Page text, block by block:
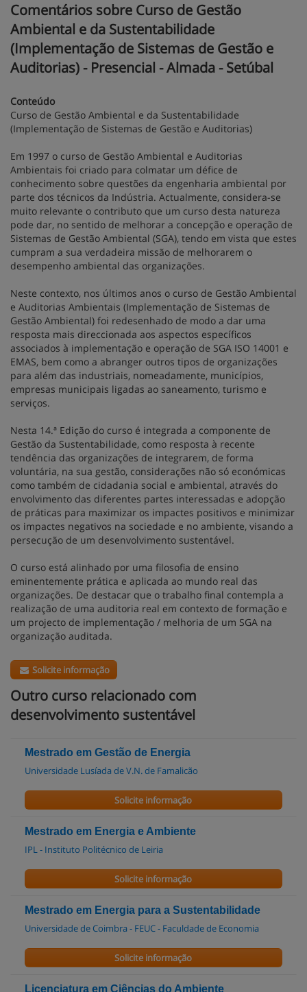
Comentários sobre Curso de Gestão
Ambiental e da Sustentabilidade
(Implementação de Sistemas de Gestão e
Auditorias) - Presencial - Almada - Setúbal
Conteúdo
Curso de Gestão Ambiental e da Sustentabilidade
(Implementação de Sistemas de Gestão e Auditorias)
Em 1997 o curso de Gestão Ambiental e Auditorias
Ambientais foi criado para colmatar um défice de
conhecimento sobre questões da engenharia ambiental por
parte dos técnicos da Indústria. Actualmente, considera-se
muito relevante o contributo que um curso desta natureza
pode dar, no sentido de melhorar a concepção e operação de
Sistemas de Gestão Ambiental (SGA), tendo em vista que estes
cumpram a sua verdadeira missão de melhorarem o
desempenho ambiental das organizações.
Neste contexto, nos últimos anos o curso de Gestão Ambiental
e Auditorias Ambientais (Implementação de Sistemas de
Gestão Ambiental) foi redesenhado de modo a dar uma
resposta mais direccionada aos aspectos específicos
associados à implementação e operação de SGA ISO 14001 e
EMAS, bem como a abranger outros tipos de organizações
para além das industriais, nomeadamente, municípios,
empresas municipais ligadas ao saneamento, turismo e
serviços.
Nesta 14.ª Edição do curso é integrada a componente de
Gestão da Sustentabilidade, como resposta à recente
tendência das organizações de integrarem, de forma
voluntária, na sua gestão, considerações não só económicas
como também de cidadania social e ambiental, através do
envolvimento das diferentes partes interessadas e adopção
de práticas para maximizar os impactes positivos e minimizar
os impactes negativos na sociedade e no ambiente, visando a
persecução de um desenvolvimento sustentável.
O curso está alinhado por uma filosofia de ensino
eminentemente prática e aplicada ao mundo real das
organizações. De destacar que o trabalho final contempla a
realização de uma auditoria real em contexto de formação e
um projecto de implementação / melhoria de um SGA na
organização auditada.
Solicite informação
Outro curso relacionado com
desenvolvimento sustentável
Mestrado em Gestão de Energia
Universidade Lusíada de V.N. de Famalicão
Solicite informação
Mestrado em Energia e Ambiente
IPL - Instituto Politécnico de Leiria
Solicite informação
Mestrado em Energia para a Sustentabilidade
Universidade de Coimbra - FEUC - Faculdade de Economia
Solicite informação
Licenciatura em Ciências do Ambiente